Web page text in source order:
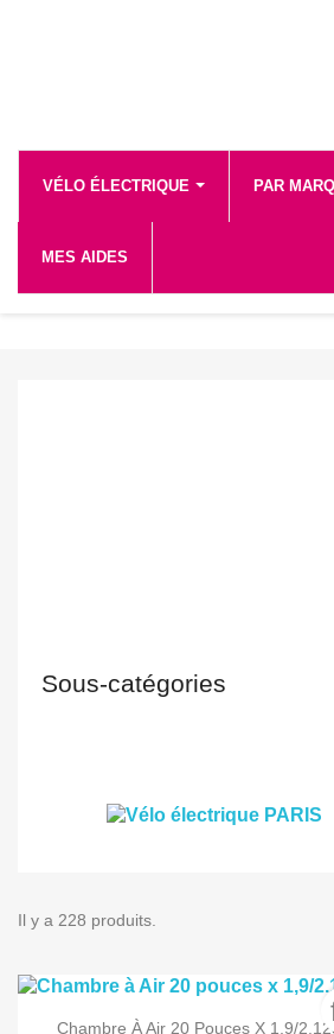
VÉLO ÉLECTRIQUE PAR
MES AIDES
Sous-catégories
Il y a 228 produits.
 Aperçu rapide
Chambre À Air 20 Pouces X 1,9/2.125